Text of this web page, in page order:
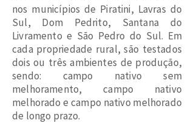
nos municípios de Piratini, Lavras do
Sul, Dom Pedrito, Santana do
Livramento e São Pedro do Sul. Em
cada propriedade rural, são testados
dois ou três ambientes de produção,
sendo: campo nativo sem
melhoramento, campo nativo
melhorado e campo nativo melhorado
de longo prazo.